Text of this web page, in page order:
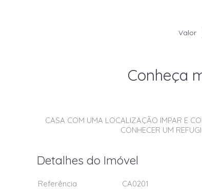
Valor
Conheça
CASA COM UMA LOCALIZAÇÃO IMPAR E
CONHECER UM
Detalhes do Imóvel
Referência
CA0201